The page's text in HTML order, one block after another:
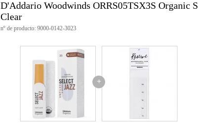
D'Addario Woodwinds ORRS05TSX3S Organic
Clear
nº de producto: 9000-0142-3023
+